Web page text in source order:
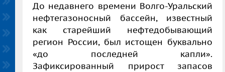
До недавнего времени Волго-Уральский
нефтегазоносный бассейн, известный
как старейший нефтедобывающий
регион России, был истощен буквально
«до последней капли».
Зафиксированный прирост запасов